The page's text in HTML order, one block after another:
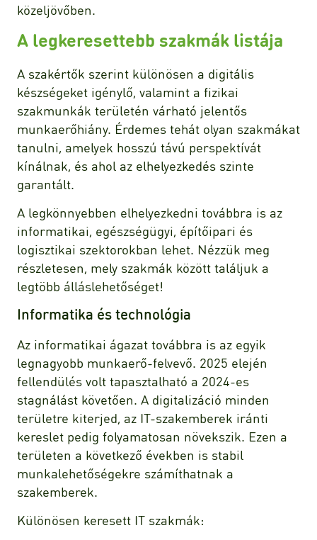
közeljövőben.
A legkeresettebb szakmák listája
A szakértők szerint különösen a digitális
készségeket igénylő, valamint a fizikai
szakmunkák területén várható jelentős
munkaerőhiány. Érdemes tehát olyan szakmákat
tanulni, amelyek hosszú távú perspektívát
kínálnak, és ahol az elhelyezkedés szinte
garantált.
A legkönnyebben elhelyezkedni továbbra is az
informatikai, egészségügyi, építőipari és
logisztikai szektorokban lehet. Nézzük meg
részletesen, mely szakmák között találjuk a
legtöbb álláslehetőséget!
Informatika és technológia
Az informatikai ágazat továbbra is az egyik
legnagyobb munkaerő-felvevő. 2025 elején
fellendülés volt tapasztalható a 2024-es
stagnálást követően. A digitalizáció minden
területre kiterjed, az IT-szakemberek iránti
kereslet pedig folyamatosan növekszik. Ezen a
területen a következő években is stabil
munkalehetőségekre számíthatnak a
szakemberek.
Különösen keresett IT szakmák: